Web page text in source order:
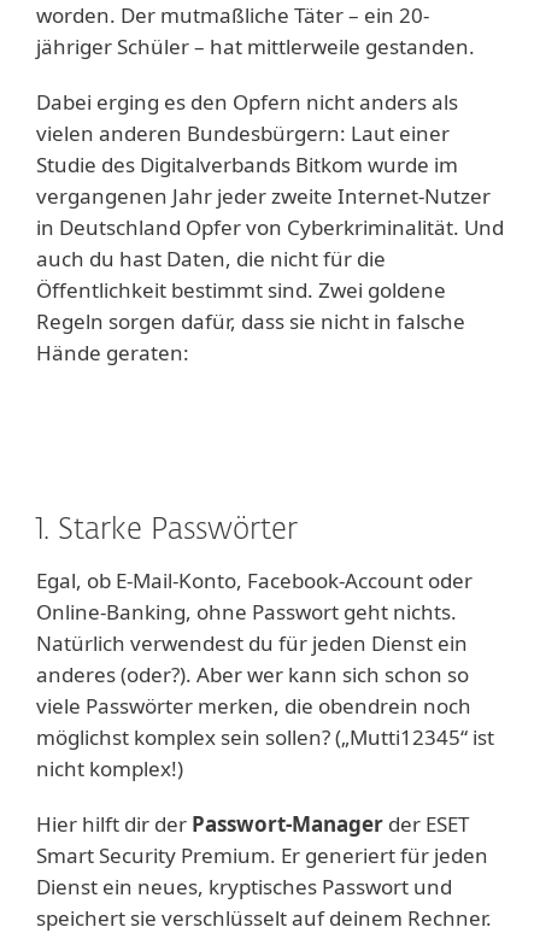
worden. Der mutmaßliche Täter – ein 20-
jähriger Schüler – hat mittlerweile gestanden.
Dabei erging es den Opfern nicht anders als
vielen anderen Bundesbürgern: Laut einer
Studie des Digitalverbands Bitkom wurde im
vergangenen Jahr jeder zweite Internet-Nutzer
in Deutschland Opfer von Cyberkriminalität. Und
auch du hast Daten, die nicht für die
Öffentlichkeit bestimmt sind. Zwei goldene
Regeln sorgen dafür, dass sie nicht in falsche
Hände geraten:
1. Starke Passwörter
Egal, ob E-Mail-Konto, Facebook-Account oder
Online-Banking, ohne Passwort geht nichts.
Natürlich verwendest du für jeden Dienst ein
anderes (oder?). Aber wer kann sich schon so
viele Passwörter merken, die obendrein noch
möglichst komplex sein sollen? („Mutti12345“ ist
nicht komplex!)
Hier hilft dir der Passwort-Manager der ESET
Smart Security Premium. Er generiert für jeden
Dienst ein neues, kryptisches Passwort und
speichert sie verschlüsselt auf deinem Rechner.